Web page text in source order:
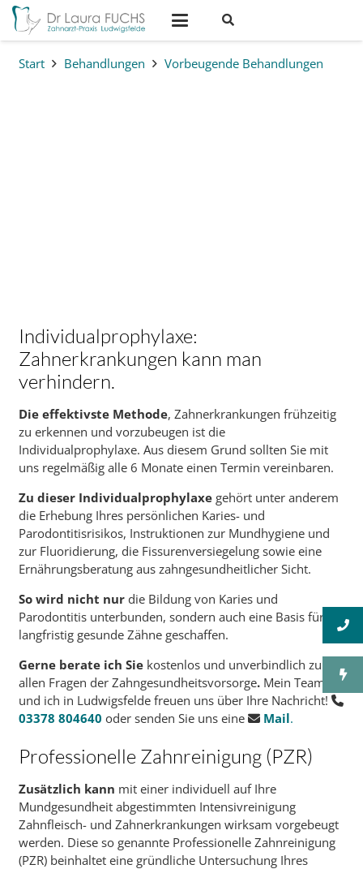
Start Behandlungen Vorbeugende Behandlungen
Individualprophylaxe:
Zahnerkrankungen kann man
verhindern.
Die effektivste Methode, Zahnerkrankungen frühzeitig
zu erkennen und vorzubeugen ist die
Individualprophylaxe. Aus diesem Grund sollten Sie mit
uns regelmäßig alle 6 Monate einen Termin vereinbaren.
Zu dieser Individualprophylaxegehört unter anderem
die Erhebung Ihres persönlichen Karies- und
Parodontitisrisikos, Instruktionen zur Mundhygiene und
zur Fluoridierung, die Fissurenversiegelung sowie eine
Ernährungsberatung aus zahngesundheitlicher Sicht.
So wird nicht nurdie Bildung von Karies und
Parodontitis unterbunden, sondern auch eine Basis für
langfristig gesunde Zähne geschaffen.
Gerne berate ich Sie kostenlos und unverbindlich zu
allen Fragen der Zahngesundheitsvorsorge. Mein Team
und ich in Ludwigsfelde freuen uns über Ihre Nachricht!
03378 804640 oder senden Sie uns eine Mail.
Professionelle Zahnreinigung (PZR)
Zusätzlich kann mit einer individuell auf Ihre
Mundgesundheit abgestimmten Intensivreinigung
Zahnfleisch- und Zahnerkrankungen wirksam vorgebeugt
werden. Diese so genannte Professionelle Zahnreinigung
(PZR) beinhaltet eine gründliche Untersuchung Ihres